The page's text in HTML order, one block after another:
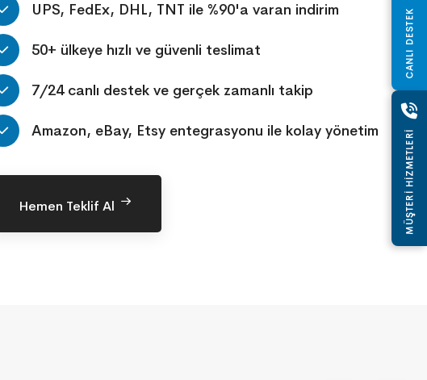
UPS, FedEx, DHL, TNT ile %90'a varan indirim
50+ ülkeye hızlı ve güvenli teslimat
7/24 canlı destek ve gerçek zamanlı takip
Amazon, eBay, Etsy entegrasyonu ile kolay yönetim
Hemen Teklif Al
CANLI DESTEK
MÜŞTERİ HİZMETLERİ